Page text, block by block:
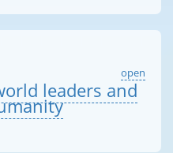
open
leaders and